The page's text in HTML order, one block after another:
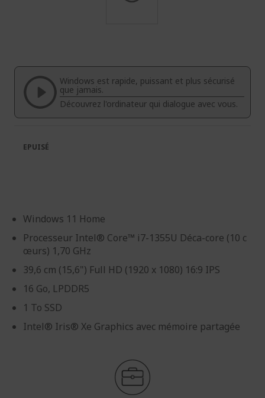
de
Galerie
d’images
Windows est rapide, puissant et plus sécurisé
que jamais.
Découvrez l'ordinateur qui dialogue avec vous.
Windows 11 Home
Processeur Intel® Core™ i7-1355U Déca-core (10 c
œurs) 1,70 GHz
39,6 cm (15,6") Full HD (1920 x 1080) 16:9 IPS
16 Go, LPDDR5
1 To SSD
Intel® Iris® Xe Graphics avec mémoire partagée
EPUISÉ